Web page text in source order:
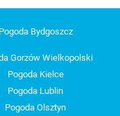
Pogoda Bydgoszcz
Gorzów Wielkopolski
Pogoda Kielce
Pogoda Lublin
Pogoda Olsztyn